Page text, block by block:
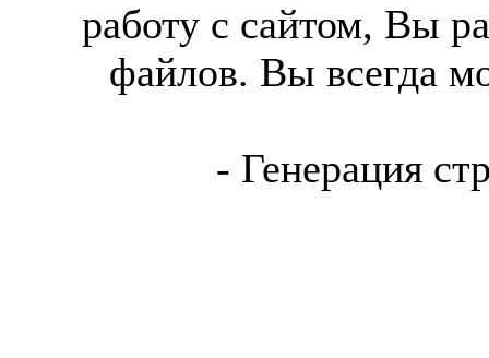
работу с сайтом, Вы
файлов. Вы всегда
- Генерация